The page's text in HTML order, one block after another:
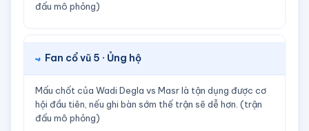
đấu mô phỏng)
Fan cổ vũ 5 · Ủng hộ
Mấu chốt của Wadi Degla vs Masr là tận dụng được cơ
hội đầu tiên, nếu ghi bàn sớm thế trận sẽ dễ hơn. (trận
đấu mô phỏng)